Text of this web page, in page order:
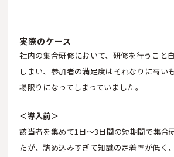
実際のケース
社内の集合研修において、研修を行うこと
しまい、参加者の満足度はそれなりに高い
場限りになってしまっていました。
＜導入前＞
該当者を集めて1日〜3日間の短期間で集合
たが、詰め込みすぎて知識の定着率が低く